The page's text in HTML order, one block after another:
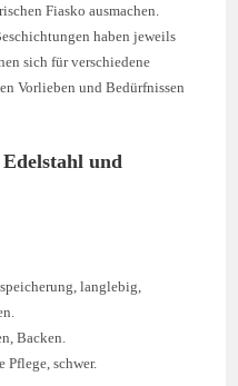
Fiasko ausmachen.
haben jeweils
sich für verschiedene
Vorlieben und Bedürfnissen
Edelstahl und
langlebig,
Backen.
Pflege, schwer.